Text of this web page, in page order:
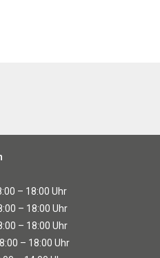
– 18:00 Uhr
– 18:00 Uhr
– 18:00 Uhr
– 18:00 Uhr